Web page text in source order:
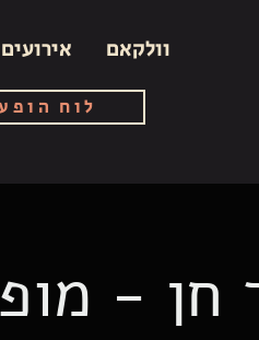
וולקאם
לוח
חן -